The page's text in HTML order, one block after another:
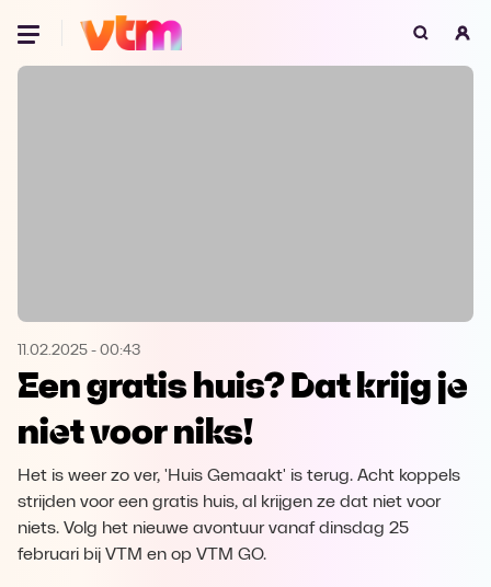
Oeps, browser niet ondersteund
Microsoft Edge Download
Opera
11.02.2025 - 00:43
Een gratis huis? Dat krijg je
niet voor niks!
Het is weer zo ver, 'Huis Gemaakt' is terug. Acht koppels
strijden voor een gratis huis, al krijgen ze dat niet voor
niets. Volg het nieuwe avontuur vanaf dinsdag 25
februari bij VTM en op VTM GO.